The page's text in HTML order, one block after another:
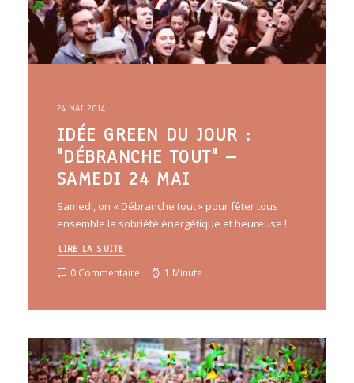
Recherche
Panier
24 MAI 2014
IDÉE GREEN DU JOUR :
"DÉBRANCHE TOUT" –
SAMEDI 24 MAI
Samedi, on « Débranche tout » pour fêter tous
ensemble la sobriété énergétique et heureuse !
LIRE LA SUITE
0 Commentaire 1 Minute